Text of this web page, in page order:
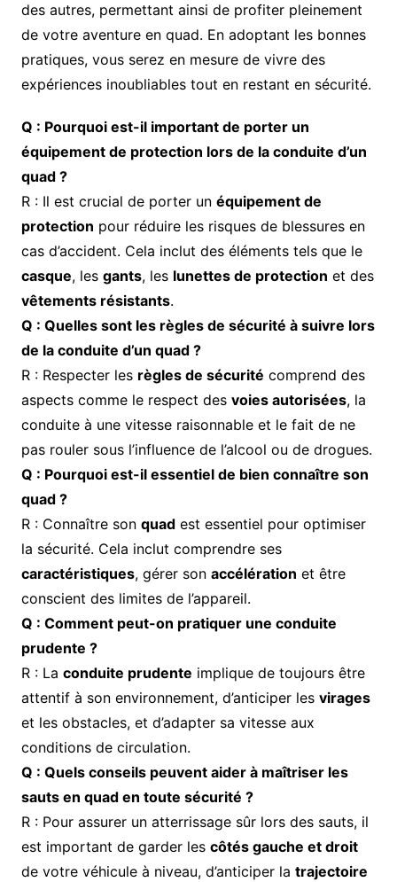
des autres, permettant ainsi de profiter pleinement
de votre aventure en quad. En adoptant les bonnes
pratiques, vous serez en mesure de vivre des
expériences inoubliables tout en restant en sécurité.
Q : Pourquoi est-il important de porter un
équipement de protection lors de la conduite d’un
quad ?
R : Il est crucial de porter un équipement de
protection pour réduire les risques de blessures en
cas d’accident. Cela inclut des éléments tels que le
casque, les gants, les lunettes de protection et des
vêtements résistants.
Q : Quelles sont les règles de sécurité à suivre lors
de la conduite d’un quad ?
R : Respecter les règles de sécurité comprend des
aspects comme le respect des voies autorisées, la
conduite à une vitesse raisonnable et le fait de ne
pas rouler sous l’influence de l’alcool ou de drogues.
Q : Pourquoi est-il essentiel de bien connaître son
quad ?
R : Connaître son quadest essentiel pour optimiser
la sécurité. Cela inclut comprendre ses
caractéristiques, gérer son accélération et être
conscient des limites de l’appareil.
Q : Comment peut-on pratiquer une conduite
prudente ?
R : La conduite prudente implique de toujours être
attentif à son environnement, d’anticiper les virages
et les obstacles, et d’adapter sa vitesse aux
conditions de circulation.
Q : Quels conseils peuvent aider à maîtriser les
sauts en quad en toute sécurité ?
R : Pour assurer un atterrissage sûr lors des sauts, il
est important de garder les côtés gauche et droit
de votre véhicule à niveau, d’anticiper la trajectoire